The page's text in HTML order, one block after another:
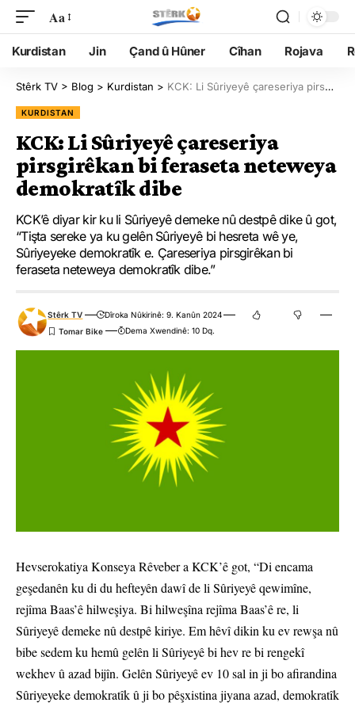
Aa
Kurdistan Jin Çand û Hûner Cîhan Rojava
Stêrk TV > Blog > Kurdistan > KCK: Li Sûriyeyê çareseriya pirsgirêkan bi feraseta neteweya demokratîk dibe
KURDISTAN
KCK: Li Sûriyeyê çareseriya
pirsgirêkan bi feraseta neteweya
demokratîk dibe
KCK’ê diyar kir ku li Sûriyeyê demeke nû destpê dike û got,
“Tişta sereke ya ku gelên Sûriyeyê bi hesreta wê ye,
Sûriyeyeke demokratîk e. Çareseriya pirsgirêkan bi
feraseta neteweya demokratîk dibe.”
Stêrk TV
Dîroka Nûkirinê: 9. Kanûn 2024
Dema Xwendinê: 10 Dq.
Hevserokatiya Konseya Rêveber a KCK’ê got, “Di encama
geşedanên ku di du hefteyên dawî de li Sûriyeyê qewimîne,
rejîma Baas’ê hilweşiya. Bi hilweşîna rejîma Baas’ê re, li
Sûriyeyê demeke nû destpê kiriye. Em hêvî dikin ku ev rewşa nû
bibe sedem ku hemû gelên li Sûriyeyê bi hev re bi rengekî
wekhev û azad bijîn. Gelên Sûriyeyê ev 10 sal in ji bo afirandina
Sûriyeyeke demokratîk û ji bo pêşxistina jiyana azad, demokratîk